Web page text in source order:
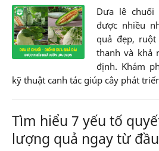
Dưa lê
được nhiều
quả đẹp,
thanh và khả
định. Khám
kỹ thuật canh tác giúp cây phát
Tìm hiểu 7 yếu tố
lượng quả ngay từ